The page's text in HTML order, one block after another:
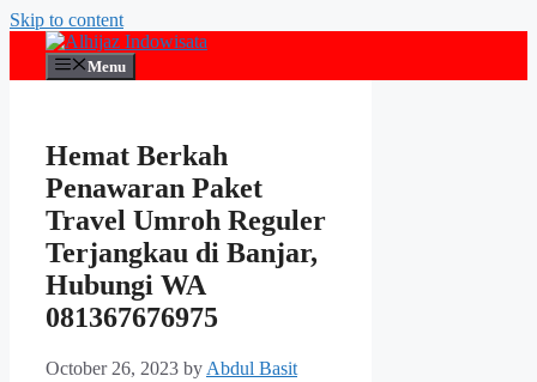
Skip to content
Menu
Hemat Berkah
Penawaran Paket
Travel Umroh Reguler
Terjangkau di Banjar,
Hubungi WA
081367676975
October 26, 2023 by Abdul Basit